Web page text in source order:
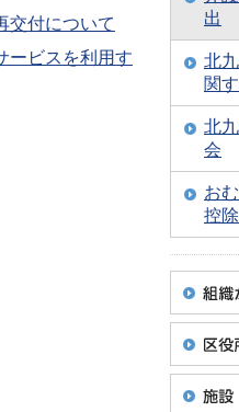
交付について
ービスを利用す
出
北
関
北
会
お
控